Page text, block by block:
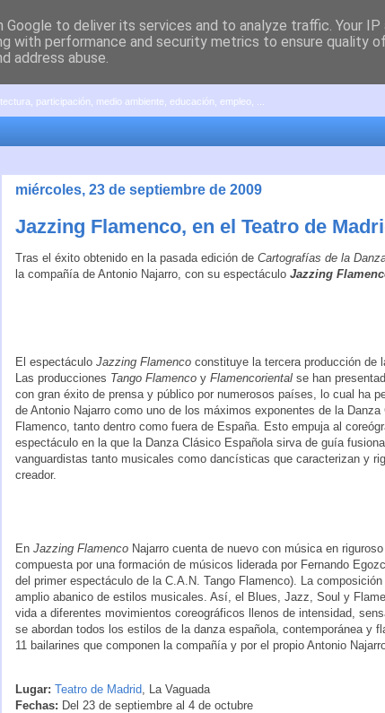
participación, medio ambiente, educación, empleo, ...
miércoles, 23 de septiembre de 2009
Jazzing Flamenco, en el Teatro de
Tras el éxito obtenido en la pasada edición de Cartografías de la
la compañía de Antonio Najarro, con su espectáculo Jazzing
El espectáculo Jazzing Flamenco constituye la tercera producción de
Las producciones Tango Flamenco y Flamencoriental se han
con gran éxito de prensa y público por numerosos países, lo cual ha
de Antonio Najarro como uno de los máximos exponentes de la Danza
Flamenco, tanto dentro como fuera de España. Esto empuja al
espectáculo en la que la Danza Clásico Española sirva de guía
vanguardistas tanto musicales como dancísticas que caracterizan y
creador.
En Jazzing Flamenco Najarro cuenta de nuevo con música en
compuesta por una formación de músicos liderada por Fernando
del primer espectáculo de la C.A.N. Tango Flamenco). La
amplio abanico de estilos musicales. Así, el Blues, Jazz, Soul y
vida a diferentes movimientos coreográficos llenos de intensidad,
se abordan todos los estilos de la danza española, contemporánea y
11 bailarines que componen la compañía y por el propio Antonio
Lugar: Teatro de Madrid , La Vaguada
Fechas: Del 23 de septiembre al 4 de octubre
to deliver its services and to analyze traffic. Your IP
with performance and security metrics to ensure quality
address abuse.